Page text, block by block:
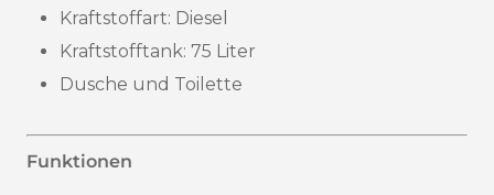
Kraftstoffart: Diesel
Kraftstofftank: 75 Liter
Dusche und Toilette
Funktionen